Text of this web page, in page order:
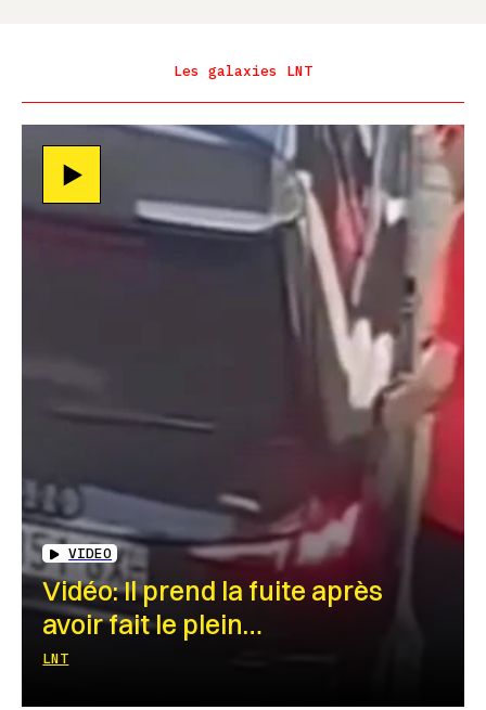
Les galaxies LNT
VIDEO
Vidéo: Il prend la fuite après
avoir fait le plein…
LNT